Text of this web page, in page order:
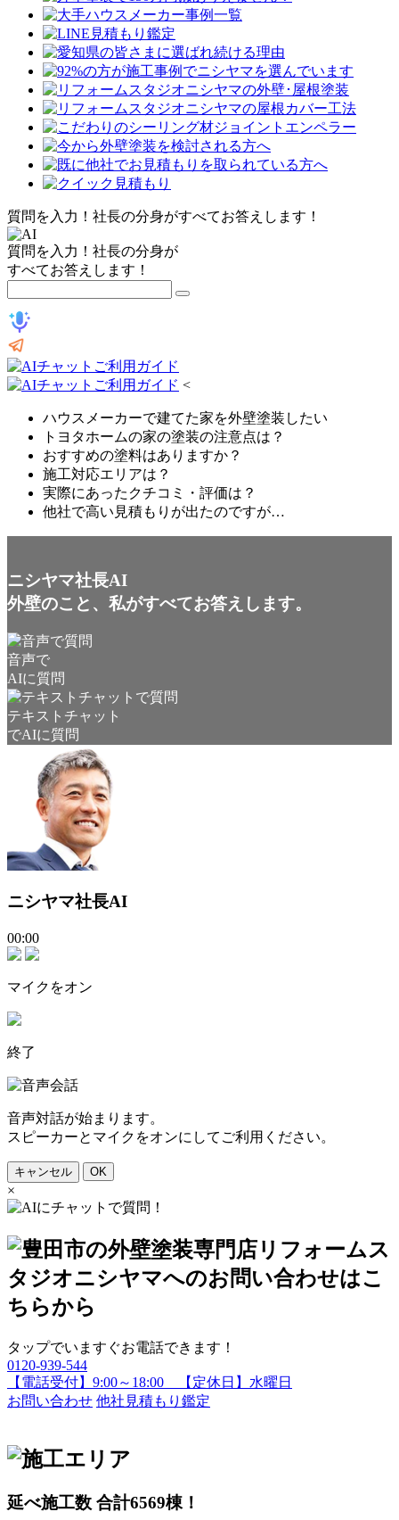
質問を入力！社長の分身がすべてお答えします！
質問を入力！社長の分身が
すべてお答えします！
<
ハウスメーカーで建てた家を外壁塗装したい
トヨタホームの家の塗装の注意点は？
おすすめの塗料はありますか？
施工対応エリアは？
実際にあったクチコミ・評価は？
他社で高い見積もりが出たのですが…
ニシヤマ社長AI
外壁のこと、私がすべてお答えします。
音声で
AIに質問
テキストチャット
でAIに質問
ニシヤマ社長AI
00:00
マイクをオン
終了
音声対話が始まります。
スピーカーとマイクをオンにしてご利用ください。
キャンセル OK
×
タップでいますぐお電話できます！
0120-939-544
【電話受付】9:00～18:00 【定休日】水曜日
お問い合わせ 他社見積もり鑑定
延べ施工数 合計6569棟！